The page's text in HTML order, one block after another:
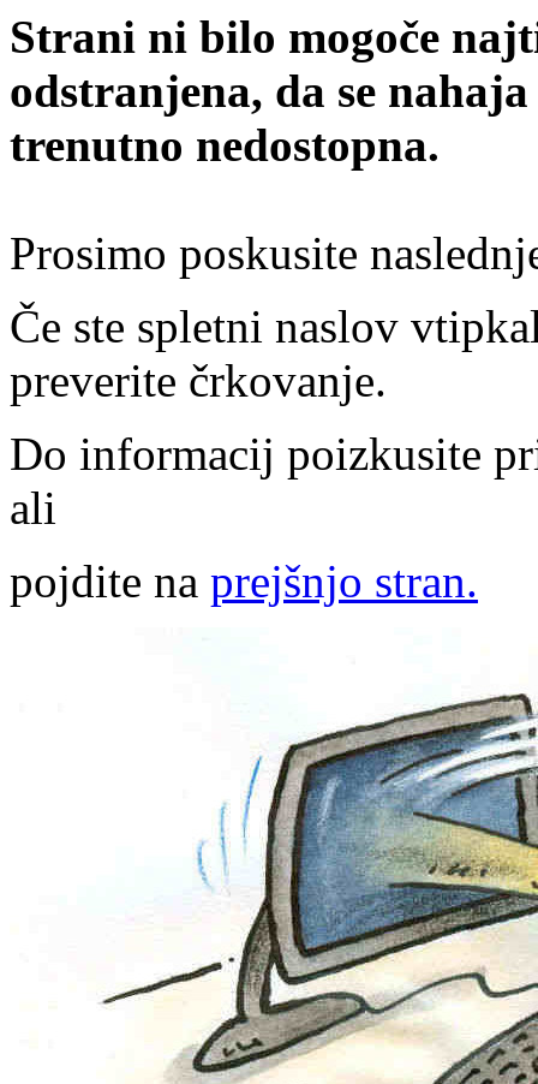
Strani ni bilo mogoče
odstranjena, da se
trenutno nedostopna.
Prosimo poskusite
Če ste spletni naslov
preverite črkovanje.
Do informacij poizkusite
ali
pojdite na prejšnjo stran.